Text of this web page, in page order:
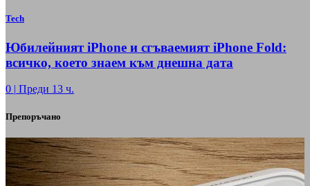
Tech
Юбилейният iPhone и сгъваемият iPhone Fold:
всичко, което знаем към днешна дата
0 | Преди 13 ч.
Препоръчано